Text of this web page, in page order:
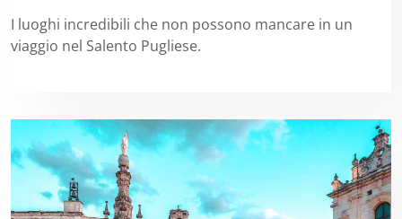
I luoghi incredibili che non possono mancare in un
viaggio nel Salento Pugliese.